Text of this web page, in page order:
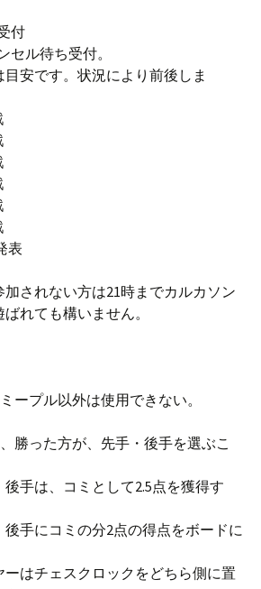
開店
加受付
ャンセル待ち受付。
安です。状況により前後しま
1回戦
2回戦
3回戦
4回戦
5回戦
6回戦
果発表
されない方は21時までカルカソン
れても構いません。
ミープル以外は使用できない。
勝った方が、先手・後手を選ぶこ
手は、コミとして2.5点を獲得す
手にコミの分2点の得点をボードに
はチェスクロックをどちら側に置